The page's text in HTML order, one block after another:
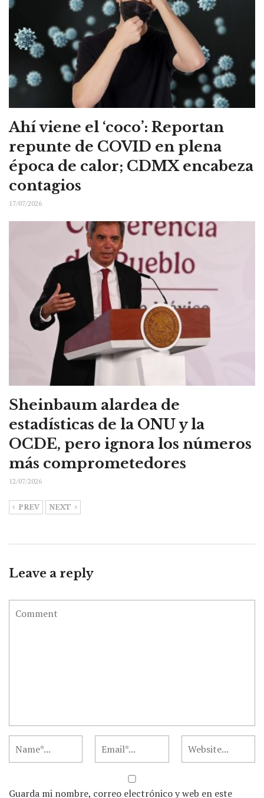
Ahí viene el ‘coco’: Reportan
repunte de COVID en plena
época de calor; CDMX encabeza
contagios
17/07/2026
Sheinbaum alardea de
estadísticas de la ONU y la
OCDE, pero ignora los números
más comprometedores
12/07/2026
PREV NEXT
Leave a reply
Guarda mi nombre, correo electrónico y web en este